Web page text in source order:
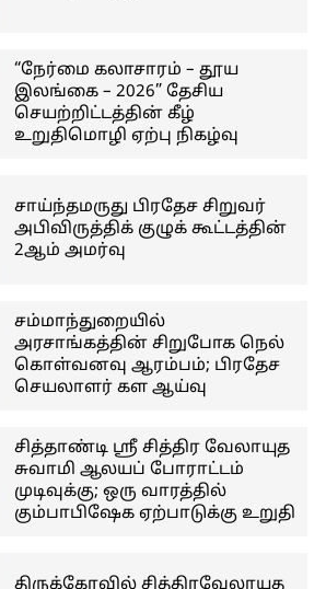
“நேர்மை கலாசாரம் – தூய
இலங்கை – 2026” தேசிய
செயற்றிட்டத்தின் கீழ்
உறுதிமொழி ஏற்பு நிகழ்வு
சாய்ந்தமருது பிரதேச சிறுவர்
அபிவிருத்திக் குழுக் கூட்டத்தின்
2ஆம் அமர்வு
சம்மாந்துறையில்
அரசாங்கத்தின் சிறுபோக நெல்
கொள்வனவு ஆரம்பம்; பிரதேச
செயலாளர் கள ஆய்வு
சித்தாண்டி ஸ்ரீ சித்திர வேலாயுத
சுவாமி ஆலயப் போராட்டம்
முடிவுக்கு; ஒரு வாரத்தில்
கும்பாபிஷேக ஏற்பாடுக்கு உறுதி